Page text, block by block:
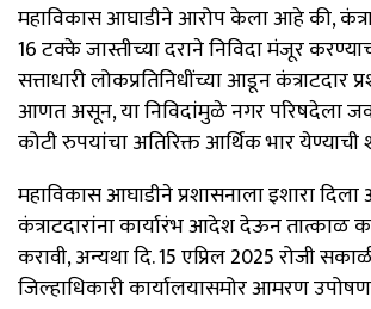
महाविकास आघाडीने आरोप केला आहे की,
16 टक्के जास्तीच्या दराने निविदा मंजूर
सत्ताधारी लोकप्रतिनिधींच्या आडून कंत्राटदार
आणत असून, या निविदांमुळे नगर परिषदेला
कोटी रुपयांचा अतिरिक्त आर्थिक भार
महाविकास आघाडीने प्रशासनाला इशारा
कंत्राटदारांना कार्यारंभ आदेश देऊन तात्काळ
करावी, अन्यथा दि. 15 एप्रिल 2025 रोजी
जिल्हाधिकारी कार्यालयासमोर आमरण